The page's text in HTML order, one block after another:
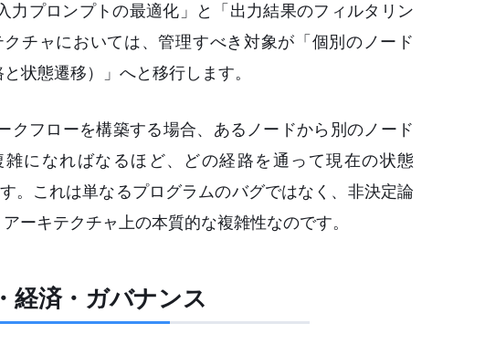
プロンプトの最適化」と「出力結果のフィルタリン
チャにおいては、管理すべき対象が「個別のノード
状態遷移）」へと移行します。
フローを構築する場合、あるノードから別のノード
になればなるほど、どの経路を通って現在の状態
。これは単なるプログラムのバグではなく、非決定論
ーキテクチャ上の本質的な複雑性なのです。
経済・ガバナンス